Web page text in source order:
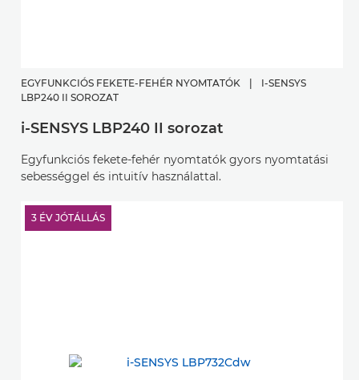
EGYFUNKCIÓS FEKETE-FEHÉR NYOMTATÓK
I-SENSYS
LBP240 II SOROZAT
i-SENSYS LBP240 II sorozat
Egyfunkciós fekete-fehér nyomtatók gyors nyomtatási
sebességgel és intuitív használattal.
3 ÉV JÓTÁLLÁS